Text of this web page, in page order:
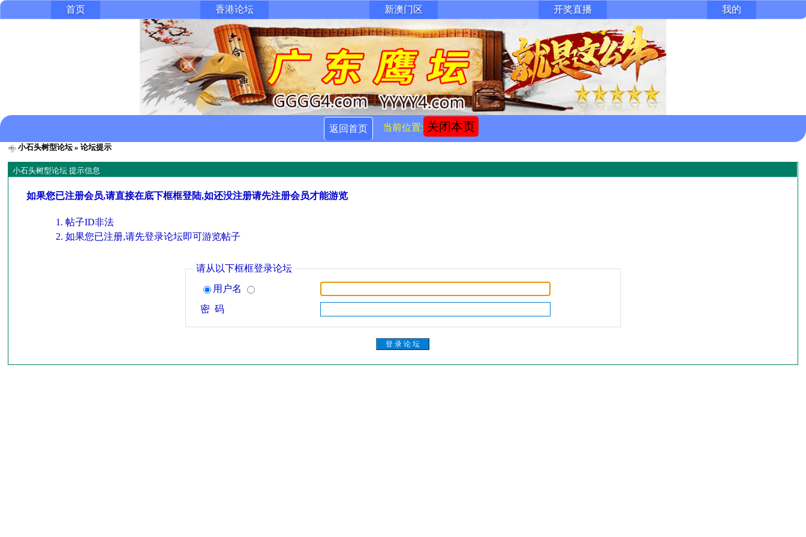
首页 香港论坛 新澳门区 开奖直播 我的
返回首页 当前位置: 关闭本页
小石头树型论坛» 论坛提示
小石头树型论坛 提示信息
如果您已注册会员,请直接在底下框框登陆,如还没注册请先注册会员才能游览
帖子ID非法
如果您已注册,请先登录论坛即可游览帖子
请从以下框框登录论坛
用户名
密 码